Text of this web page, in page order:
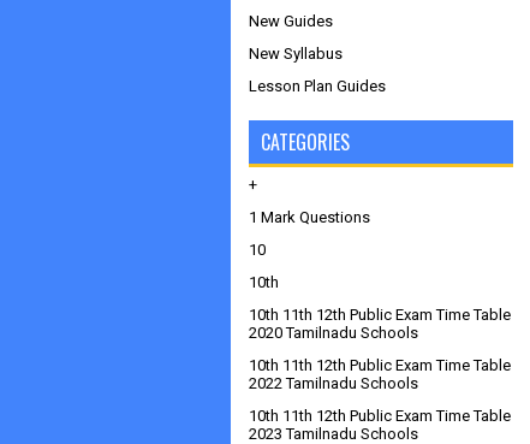
New Guides
New Syllabus
Lesson Plan Guides
CATEGORIES
+
1 Mark Questions
10
10th
10th 11th 12th Public Exam Time Table
2020 Tamilnadu Schools
10th 11th 12th Public Exam Time Table
2022 Tamilnadu Schools
10th 11th 12th Public Exam Time Table
2023 Tamilnadu Schools